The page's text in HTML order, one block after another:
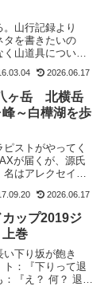
山行記録より
タを書きたいの
山道具について
さっている皆さん
みたいのかし
思い浮かぶが...
2026.06.17
ヶ岳 北横岳
～白樺湖を歩
ストがやってく
が届くが、源氏
はアレクセイ。
・・・。も：
うちのお隣さん
もおす...
2026.06.17
ップ2019ジ
上巻
下り坂が飽き
ト：『下りって退
『え？ 何？ 退屈